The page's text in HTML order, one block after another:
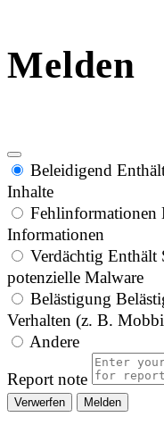
Melden
Beleidigend
Inhalte
Fehlinformationen
Informationen
Verdächtig Enthält
potenzielle Malware
Belästigung
Verhalten (z. B.
Andere
Report note
Melden